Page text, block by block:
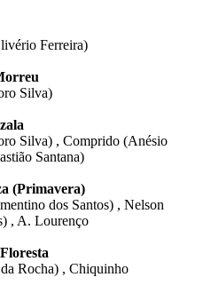
Ferreira)
Silva)
Silva) , Comprido (Anésio
Santana)
(Primavera)
dos Santos) , Nelson
, A. Lourenço
Rocha) , Chiquinho